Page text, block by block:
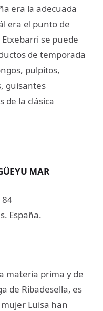
era la adecuada
era el punto de
se puede
de temporada
pulpitos,
guisantes
de la clásica
MAR
84
España.
materia prima y de
de Ribadesella, es
Luisa han